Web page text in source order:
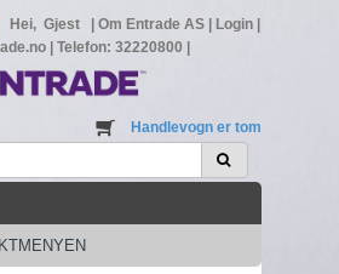
Hei, Gjest Om Entrade AS Login
Telefon: 32220800
Handlevogn er tom